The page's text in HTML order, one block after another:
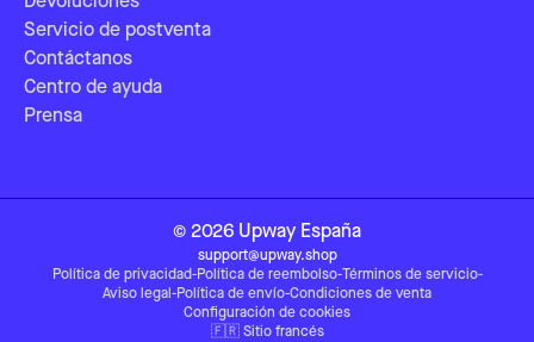
Servicio de postventa
Contáctanos
Centro de ayuda
Prensa
© 2026 Upway España
support@upway.shop
Política de privacidad-Política de reembolso-Términos de servicio-
Aviso legal -Política de envío-Condiciones de venta
Configuración de cookies
🇫🇷 Sitio francés